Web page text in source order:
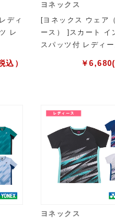
ディ
レ
込）
ヨネックス
[ヨネックス ウェア
ース） ]スカート イ
スパッツ付 レディー
￥6,680
ヨネックス